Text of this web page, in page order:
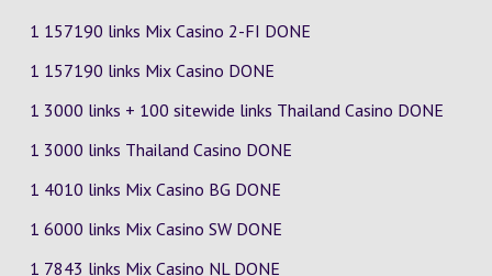
1 157190 links Mix Casino 2-FI DONE
1 157190 links Mix Casino DONE
1 3000 links + 100 sitewide links Thailand Casino DONE
1 3000 links Thailand Casino DONE
1 4010 links Mix Casino BG DONE
1 6000 links Mix Casino SW DONE
1 7843 links Mix Casino NL DONE